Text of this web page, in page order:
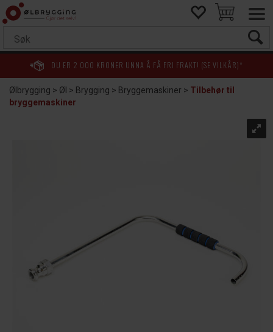
DU ER 2 000 KRONER UNNA Å FÅ FRI FRAKT! (SE VILKÅR)*
Ølbrygging>Øl >Brygging>Bryggemaskiner>Tilbehør til
bryggemaskiner